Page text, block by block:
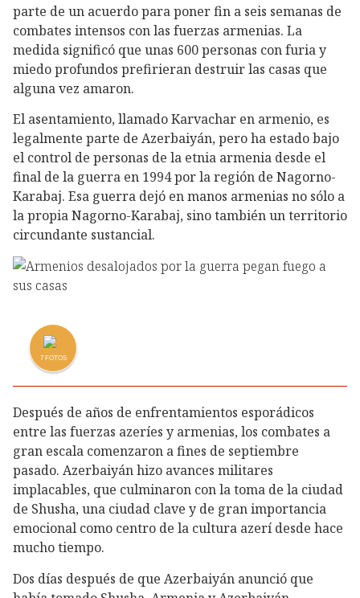
parte de un acuerdo para poner fin a seis semanas de
combates intensos con las fuerzas armenias. La
medida significó que unas 600 personas con furia y
miedo profundos prefirieran destruir las casas que
alguna vez amaron.
El asentamiento, llamado Karvachar en armenio, es
legalmente parte de Azerbaiyán, pero ha estado bajo
el control de personas de la etnia armenia desde el
final de la guerra en 1994 por la región de Nagorno-
Karabaj. Esa guerra dejó en manos armenias no sólo a
la propia Nagorno-Karabaj, sino también un territorio
circundante sustancial.
7FOTOS
Después de años de enfrentamientos esporádicos
entre las fuerzas azeríes y armenias, los combates a
gran escala comenzaron a fines de septiembre
pasado. Azerbaiyán hizo avances militares
implacables, que culminaron con la toma de la ciudad
de Shusha, una ciudad clave y de gran importancia
emocional como centro de la cultura azerí desde hace
mucho tiempo.
Dos días después de que Azerbaiyán anunció que